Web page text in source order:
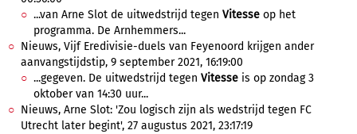
...van Arne Slot de uitwedstrijd tegen Vitesse op het
programma. De Arnhemmers...
Nieuws, Vijf Eredivisie-duels van Feyenoord krijgen ander
aanvangstijdstip, 9 september 2021, 16:19:00
...gegeven. De uitwedstrijd tegen Vitesse is op zondag 3
oktober van 14:30 uur...
Nieuws, Arne Slot: 'Zou logisch zijn als wedstrijd tegen FC
Utrecht later begint', 27 augustus 2021, 23:17:19